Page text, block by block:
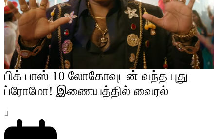
பிக் பாஸ் 10 லோகோவுடன் வந்த புது
ப்ரோமோ! இணையத்தில் வைரல்